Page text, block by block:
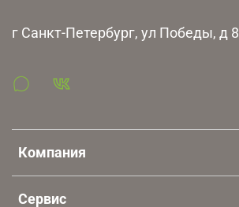
Компания
Сервис
г Санкт-Петербург, ул Победы, д 8